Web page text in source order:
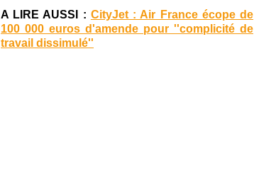
A LIRE AUSSI : CityJet : Air France écope de
100 000 euros d'amende pour ''complicité de
travail dissimulé''